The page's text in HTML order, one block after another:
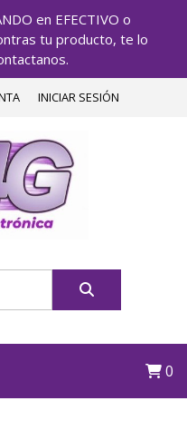
en EFECTIVO o
tu producto, te lo
INICIAR SESIÓN
0